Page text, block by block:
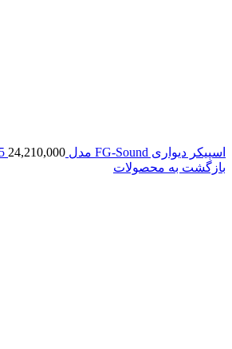
اسپیکر دیواری FG-Sound مدل FG-205 24,210,000
بازگشت به محصولات